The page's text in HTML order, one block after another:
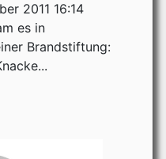
2011 16:14
es in
Brandstiftung: